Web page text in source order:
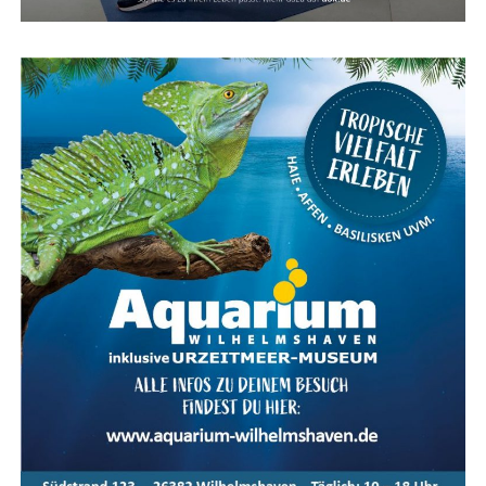
spe­zi­fi­sche Vor­tei­le in Bezug auf Sta­bi­li­tät, Gewicht und
werden:
Dia­mant (DI):Klas­si­sche Her­ren­rah­men für opti­
ma­le Sta­bi­li­tät und sport­li­ches Design.
Tra­pez (TR):Sport­li­che Vari­an­te mit hoher Rah­
men­sta­bi­li­tät und dyna­mi­scher Note.
Wave (WA):Tie­fein­stei­ger-Rah­men für maxi­ma­len
Kom­fort und siche­re Fahreigenschaften.
Com­fort: Wei­ter­ent­wi­ckel­ter Wave-Rah­men ohne
Ober­rohr für eine beson­ders auf­rech­te und beque­
me Sitz­po­si­ti­on auf lan­gen Trekking-Touren.
Auf geht’s, lie­be Teil­neh­mer – tre­tet kräf­tig in die Peda­
Mit sport­li­chen Grüßen,
Das Team von Zwei­rad Mey­er aus Papenburg